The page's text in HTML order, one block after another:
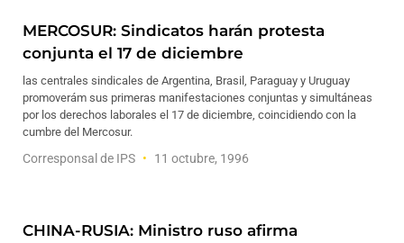
MERCOSUR: Sindicatos harán protesta
conjunta el 17 de diciembre
las centrales sindicales de Argentina, Brasil, Paraguay y Uruguay
promoverám sus primeras manifestaciones conjuntas y simultáneas
por los derechos laborales el 17 de diciembre, coincidiendo con la
cumbre del Mercosur.
Corresponsal de IPS 11 octubre, 1996
CHINA-RUSIA: Ministro ruso afirma